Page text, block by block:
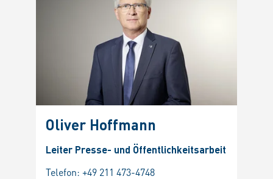
Oliver Hoffmann
Leiter Presse- und Öffentlichkeitsarbeit
Telefon: +49 211 473-4748